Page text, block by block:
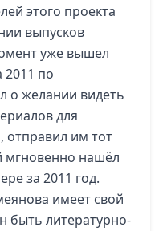
этого проекта
выпусков
уже вышел
2011 по
о желании видеть
для
отправил им тот
мгновенно нашёл
за 2011 год.
имеет свой
быть литературно-